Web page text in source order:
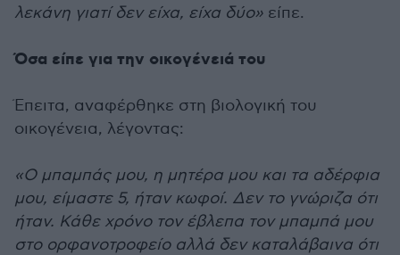
λεκάνη γιατί δεν είχα, είχα δύο» είπε.
Όσα είπε για την οικογένειά του
Έπειτα, αναφέρθηκε στη βιολογική του
οικογένεια, λέγοντας:
«Ο μπαμπάς μου, η μητέρα μου και τα αδέρφια
μου, είμαστε 5, ήταν κωφοί. Δεν το γνώριζα ότι
ήταν. Κάθε χρόνο τον έβλεπα τον μπαμπά μου
στο ορφανοτροφείο αλλά δεν καταλάβαινα ότι